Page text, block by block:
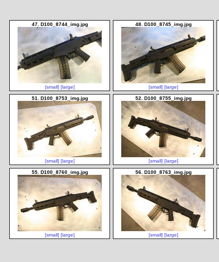
47. D100_8744_img.jpg
[small] [large]
48. D100_8745_img.jpg
[small] [large]
51. D100_8753_img.jpg
[small] [large]
52. D100_8755_img.jpg
[small] [large]
55. D100_8760_img.jpg
[small] [large]
56. D100_8763_img.jpg
[small] [large]